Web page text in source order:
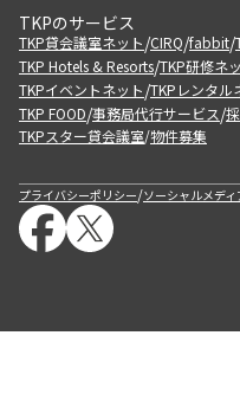
TKPのサービス
TKP貸会議室ネット/CIRQ/fabbit/
TKP Hotels & Resorts/TKP研修ネ
TKPイベントネット/TKPレンタル
TKP FOOD/事務局代行サービス/
TKPスター貸会議室/物件募集
プライバシーポリシー/ソーシャルメデ